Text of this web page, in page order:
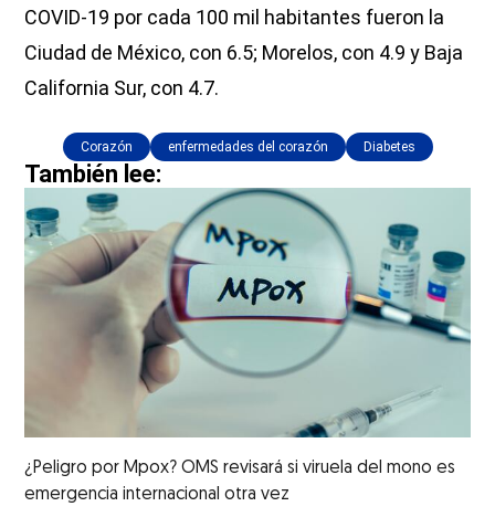
COVID-19 por cada 100 mil habitantes fueron la
Ciudad de México, con 6.5; Morelos, con 4.9 y Baja
California Sur, con 4.7.
Corazón enfermedades del corazón Diabetes
También lee:
¿Peligro por Mpox? OMS revisará si viruela del mono es
emergencia internacional otra vez